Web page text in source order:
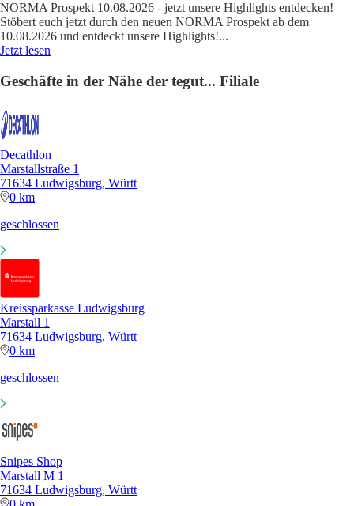
NORMA Prospekt 10.08.2026 - jetzt unsere Highlights entdecken!
Stöbert euch jetzt durch den neuen NORMA Prospekt ab dem
10.08.2026 und entdeckt unsere Highlights!...
Jetzt lesen
Geschäfte in der Nähe der tegut... Filiale
Decathlon
Marstallstraße 1
71634 Ludwigsburg, Württ
0 km
geschlossen
Kreissparkasse Ludwigsburg
Marstall 1
71634 Ludwigsburg, Württ
0 km
geschlossen
Snipes Shop
Marstall M 1
71634 Ludwigsburg, Württ